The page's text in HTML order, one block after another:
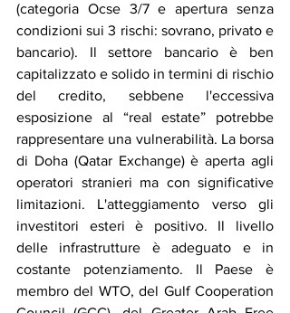
(categoria Ocse 3/7 e apertura senza
condizioni sui 3 rischi: sovrano, privato e
bancario). Il settore bancario è ben
capitalizzato e solido in termini di rischio
del credito, sebbene l'eccessiva
esposizione al “real estate” potrebbe
rappresentare una vulnerabilità. La borsa
di Doha (Qatar Exchange) è aperta agli
operatori stranieri ma con significative
limitazioni. L'atteggiamento verso gli
investitori esteri è positivo. Il livello
delle infrastrutture è adeguato e in
costante potenziamento. Il Paese è
membro del WTO, del Gulf Cooperation